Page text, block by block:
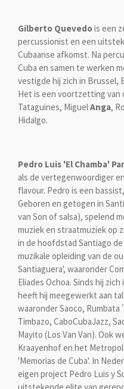
Gilberto Quevedois een
percussionist en een
Cubaanse afkomst. Na
Cuba en samen te werken
vestigde hij zich in Brussel,
Het is een voortzetting van
Tataguines, MiguelAnga,
Hidalgo.
Pedro Luis 'El Chamba'
als de vertegenwoordiger
flavour. Pedro is een
Geboren en getogen in
van Son of salsa), spelend
muziek en straatmuziek op
in de hoofdstad Santiago
muzikale opleiding van de
Santiaguera', waaronder
Eliades Ochoa. Sinds hij
heeft hij meegewerkt aan
waaronder Saoco,
Timbazo, CaboCubaJazz,
Mayito (Los Van Van). Ook
Kraayenhof en het
'Memorias de Cuba'. In
eigen project Pedro Luis y